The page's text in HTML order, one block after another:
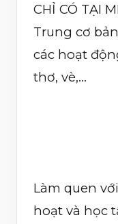
CHỈ CÓ TẠI
Trung cơ
các hoạt
thơ, vè,…
Làm quen
hoạt và học